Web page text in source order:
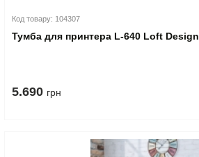
Код товару: 104307
Тумба для принтера L-640 Loft Design
5.690 грн